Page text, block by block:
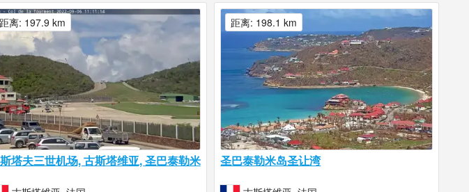
塔夫三世机场, 古斯塔维亚, 圣巴泰勒米
距离: 197.9 km
圣巴泰勒米岛圣让湾
距离: 198.1 km